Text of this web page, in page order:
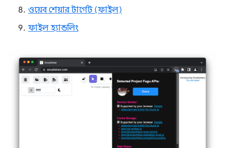
ওয়েব শেয়ার টার্গেট (ফাইল)
ফাইল হ্যান্ডলিং